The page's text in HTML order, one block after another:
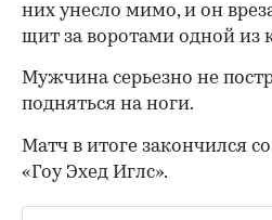
них унесло мимо, и он
щит за воротами одной из
Мужчина серьезно не
подняться на ноги.
Матч в итоге закончился
«Гоу Эхед Иглс».